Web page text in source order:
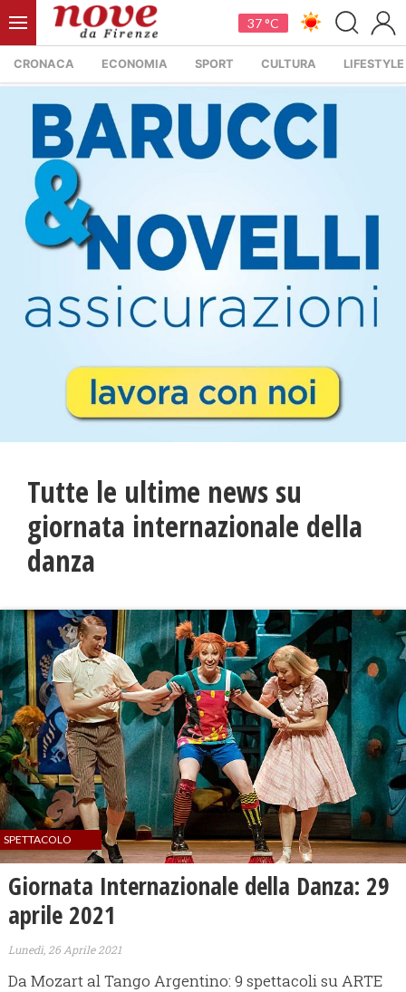
37 °C
CRONACA ECONOMIA SPORT CULTURA LIFESTYLE
Tutte le ultime news su
giornata internazionale della
danza
SPETTACOLO
Giornata Internazionale della Danza: 29
aprile 2021
Lunedì, 26 Aprile 2021
Da Mozart al Tango Argentino: 9 spettacoli su ARTE